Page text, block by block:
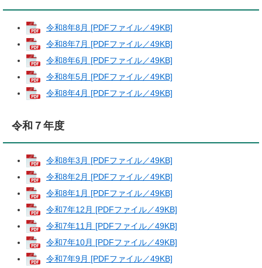
令和8年8月 [PDFファイル／49KB]
令和8年7月 [PDFファイル／49KB]
令和8年6月 [PDFファイル／49KB]
令和8年5月 [PDFファイル／49KB]
令和8年4月 [PDFファイル／49KB]
令和７年度
令和8年3月 [PDFファイル／49KB]
令和8年2月 [PDFファイル／49KB]
令和8年1月 [PDFファイル／49KB]
令和7年12月 [PDFファイル／49KB]
令和7年11月 [PDFファイル／49KB]
令和7年10月 [PDFファイル／49KB]
令和7年9月 [PDFファイル／49KB]